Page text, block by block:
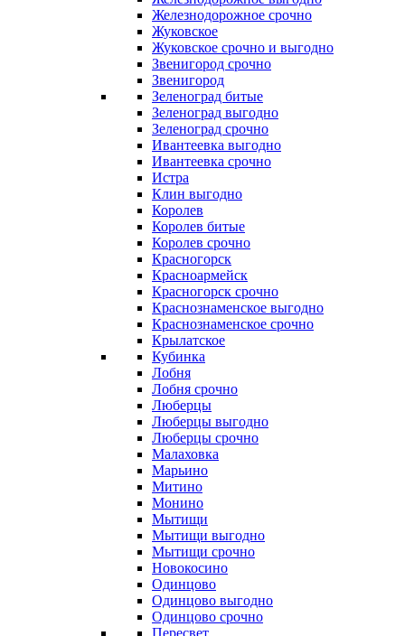
Железнодорожное срочно
Жуковское
Жуковское срочно и выгодно
Звенигород срочно
Звенигород
Зеленоград битые
Зеленоград выгодно
Зеленоград срочно
Ивантеевка выгодно
Ивантеевка срочно
Истра
Клин выгодно
Королев
Королев битые
Королев срочно
Красногорск
Красноармейск
Красногорск срочно
Краснознаменское выгодно
Краснознаменское срочно
Крылатское
Кубинка
Лобня
Лобня срочно
Люберцы
Люберцы выгодно
Люберцы срочно
Малаховка
Марьино
Митино
Монино
Мытищи
Мытищи выгодно
Мытищи срочно
Новокосино
Одинцово
Одинцово выгодно
Одинцово срочно
Пересвет